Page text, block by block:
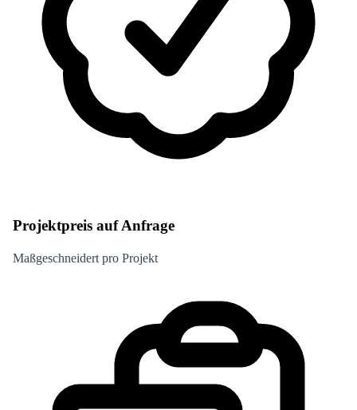
Projektpreis auf Anfrage
Maßgeschneidert pro Projekt